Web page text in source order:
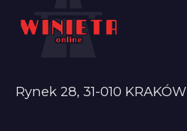
Rynek 28, 31-010 KRAKÓW